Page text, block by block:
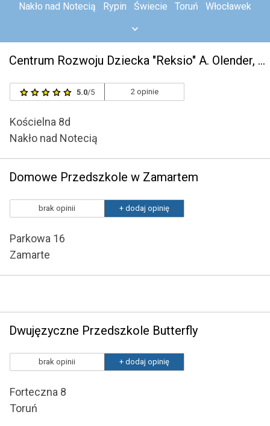
Nakło nad Notecią
Rypin Świecie Toruń Włocławek
Centrum Rozwoju Dziecka "Reksio" A. Olender, A. Bembnista
5.0/5 2 opinie
Kościelna 8d
Nakło nad Notecią
Domowe Przedszkole w Zamartem
brak opinii + dodaj opinię
Parkowa 16
Zamarte
Dwujęzyczne Przedszkole Butterfly
brak opinii + dodaj opinię
Forteczna 8
Toruń